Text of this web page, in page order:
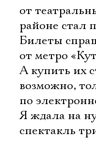
от
районе стал
Билеты
от метро
А купить их
возможно,
по
Я ждала на
спектакль